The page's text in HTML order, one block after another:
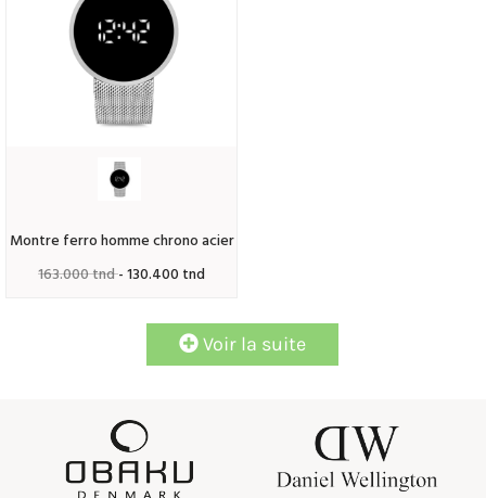
montre ferro homme chrono acier
163.000 tnd- 130.400 tnd
Voir la suite